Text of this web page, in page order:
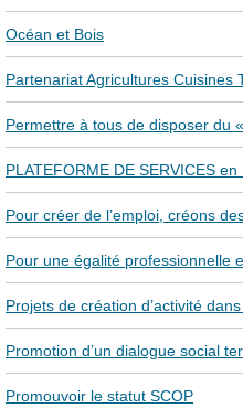
Océan et Bois
Partenariat Agricultures Cuisines
Permettre à tous de disposer du
PLATEFORME DE SERVICES
Pour créer de l’emploi, créons
Pour une égalité professionnelle
Projets de création d’activité
Promotion d’un dialogue social
Promouvoir le statut SCOP